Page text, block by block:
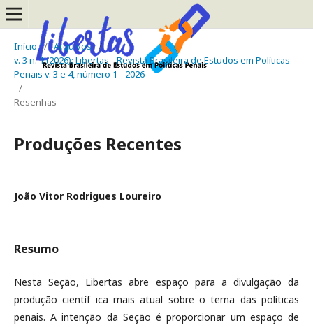
Início / Arquivos /
v. 3 n. 1 (2026): Libertas - Revista Brasileira de Estudos em Políticas
Penais v. 3 e 4, número 1 - 2026
/
Resenhas
Produções Recentes
João Vitor Rodrigues Loureiro
Resumo
Nesta Seção, Libertas abre espaço para a divulgação da
produção científ ica mais atual sobre o tema das políticas
penais. A intenção da Seção é proporcionar um espaço de